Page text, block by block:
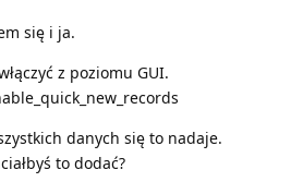
się i ja.
z poziomu GUI.
danych się to nadaje.
to dodać?